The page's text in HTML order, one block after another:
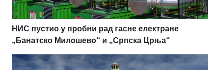
НИС пустио у пробни рад гасне електране
„Банатско Милошево“ и „Српска Црња“